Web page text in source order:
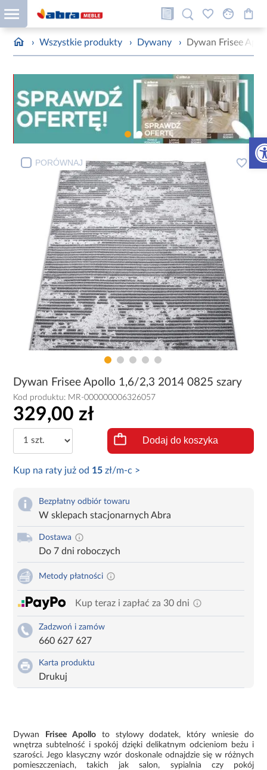
› Wszystkie produkty › Dywany › Dywan Frisee
PORÓWNAJ
Dywan Frisee Apollo 1,6/2,3 2014 0825 szary
Kod produktu: MR-000000006326057
329,00 zł
Dodaj do koszyka
Kup na raty już od 15 zł/m-c >
Bezpłatny odbiór towaru
W sklepach stacjonarnych Abra
Dostawa
Do 7 dni roboczych
Metody płatności
Kup teraz i zapłać za 30 dni
Zadzwoń i zamów
660 627 627
Karta produktu
Drukuj
Dywan Frisee Apolloto stylowy dodatek, który wniesie do
wnętrza subtelność i spokój dzięki delikatnym odcieniom beżu i
szarości. Jego klasyczny wzór doskonale odnajdzie się w różnych
pomieszczeniach, takich jak salon, sypialnia czy pokój